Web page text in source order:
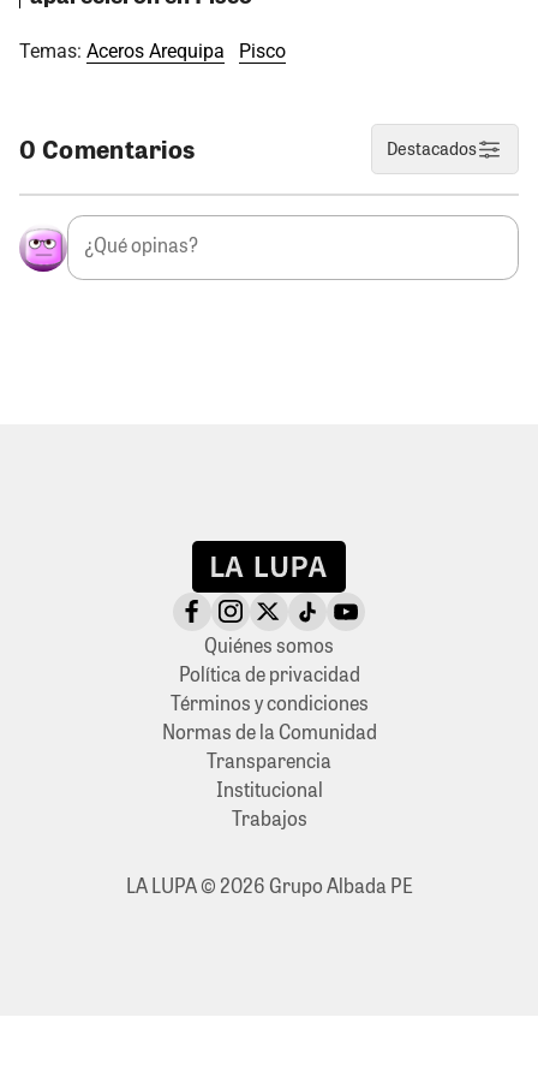
Temas: Aceros Arequipa Pisco
0 Comentarios Destacados
Quiénes somos
Política de privacidad
Términos y condiciones
Normas de la Comunidad
Transparencia
Institucional
Trabajos
LA LUPA © 2026 Grupo Albada PE